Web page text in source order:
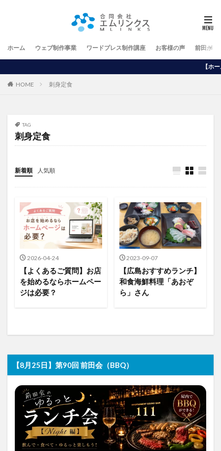
ホーム ウェブ制作事業 ワードプレス制作講座 お客様の声 前田が行
【ホームページを自分で作
HOME 刺身定食
TAG
刺身定食
新着順 人気順
2026-04-24
【よくあるご質問】お店
を始めるならホームペー
ジは必要？
2023-09-07
【広島おすすめランチ】
和食海鮮料理「あおぞ
ら」さん
【8月25日】第90回 前田会（BBQ）